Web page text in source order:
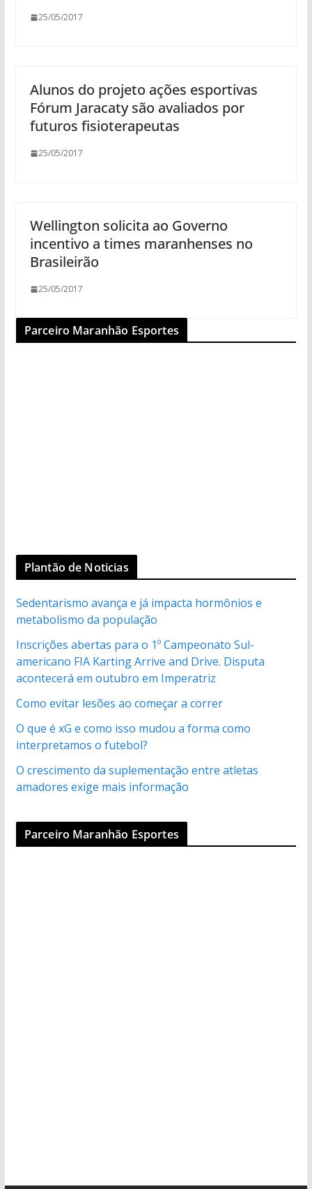
25/05/2017
Alunos do projeto ações esportivas
Fórum Jaracaty são avaliados por
futuros fisioterapeutas
25/05/2017
Wellington solicita ao Governo
incentivo a times maranhenses no
Brasileirão
25/05/2017
Parceiro Maranhão Esportes
Plantão de Noticias
Sedentarismo avança e já impacta hormônios e
metabolismo da população
Inscrições abertas para o 1º Campeonato Sul-
americano FIA Karting Arrive and Drive. Disputa
acontecerá em outubro em Imperatriz
Como evitar lesões ao começar a correr
O que é xG e como isso mudou a forma como
interpretamos o futebol?
O crescimento da suplementação entre atletas
amadores exige mais informação
Parceiro Maranhão Esportes